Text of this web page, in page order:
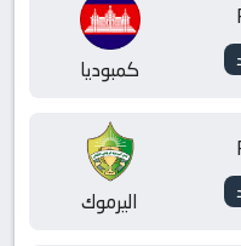
كمبوديا
اليرموك